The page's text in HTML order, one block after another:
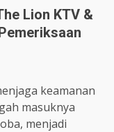
Lion KTV &
keamanan
masuknya
menjadi